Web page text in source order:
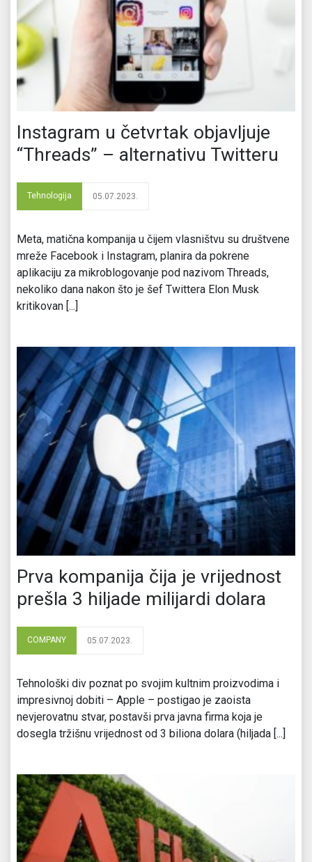
Instagram u četvrtak objavljuje
“Threads” – alternativu Twitteru
Tehnologija 05.07.2023.
Meta, matična kompanija u čijem vlasništvu su društvene
mreže Facebook i Instagram, planira da pokrene
aplikaciju za mikroblogovanje pod nazivom Threads,
nekoliko dana nakon što je šef Twittera Elon Musk
kritikovan [...]
Prva kompanija čija je vrijednost
prešla 3 hiljade milijardi dolara
COMPANY 05.07.2023.
Tehnološki div poznat po svojim kultnim proizvodima i
impresivnoj dobiti – Apple – postigao je zaoista
nevjerovatnu stvar, postavši prva javna firma koja je
dosegla tržišnu vrijednost od 3 biliona dolara (hiljada [...]